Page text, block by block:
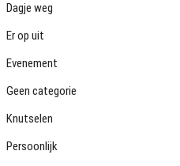
Dagje weg
Er op uit
Evenement
Geen categorie
Knutselen
Persoonlijk